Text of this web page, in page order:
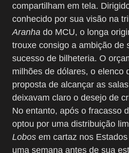
compartilham em tela.
conhecido por sua visão na
Aranha do MCU, o longa
trouxe consigo a ambição de
sucesso de bilheteria. O
milhões de dólares, o elenco
proposta de alcançar as
deixavam claro o desejo de
No entanto, após o fracasso
optou por uma distribuição
Lobos em cartaz nos
uma semana antes de sua